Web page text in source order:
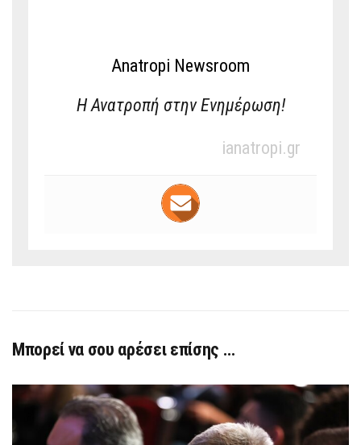
Anatropi Newsroom
Η Ανατροπή στην Ενημέρωση!
ianatropi.gr
Μπορεί να σου αρέσει επίσης …